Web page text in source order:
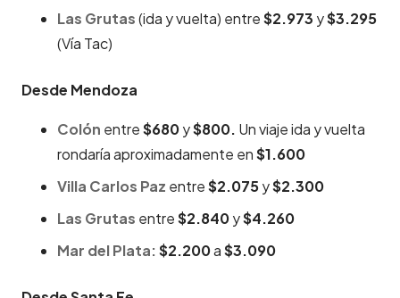
Las Grutas(ida y vuelta) entre$2.973 y$3.295
(Vía Tac)
Desde Mendoza
Colón entre$680y$800. Un viaje ida y vuelta
rondaría aproximadamente en$1.600
Villa Carlos Paz entre$2.075y$2.300
Las Grutas entre$2.840y$4.260
Mar del Plata:$2.200a$3.090